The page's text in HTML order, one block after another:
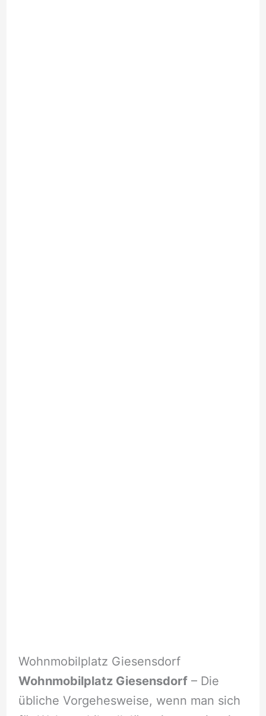
Wohnmobilplatz Giesensdorf
Wohnmobilplatz Giesensdorf– Die
übliche Vorgehesweise, wenn man sich